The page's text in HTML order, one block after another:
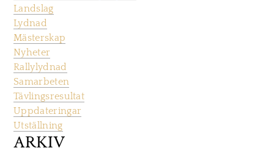
Landslag
Lydnad
Mästerskap
Nyheter
Rallylydnad
Samarbeten
Tävlingsresultat
Uppdateringar
Utställning
ARKIV